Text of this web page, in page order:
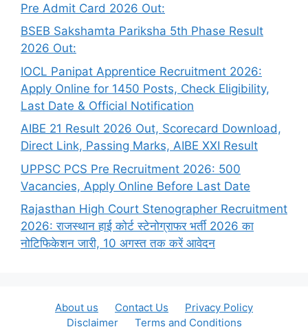
Pre Admit Card 2026 Out:
BSEB Sakshamta Pariksha 5th Phase Result
2026 Out:
IOCL Panipat Apprentice Recruitment 2026:
Apply Online for 1450 Posts, Check Eligibility,
Last Date & Official Notification
AIBE 21 Result 2026 Out, Scorecard Download,
Direct Link, Passing Marks, AIBE XXI Result
UPPSC PCS Pre Recruitment 2026: 500
Vacancies, Apply Online Before Last Date
Rajasthan High Court Stenographer Recruitment
2026: राजस्थान हाई कोर्ट स्टेनोग्राफर भर्ती 2026 का
नोटिफिकेशन जारी, 10 अगस्त तक करें आवेदन
About us Contact Us
Privacy Policy
Disclaimer
Terms and Conditions